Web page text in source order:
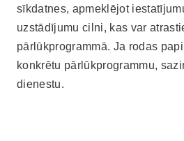
sīkdatnes, apmeklējot
uzstādījumu cilni, kas var
pārlūkprogrammā. Ja rodas
konkrētu pārlūkprogrammu,
dienestu.